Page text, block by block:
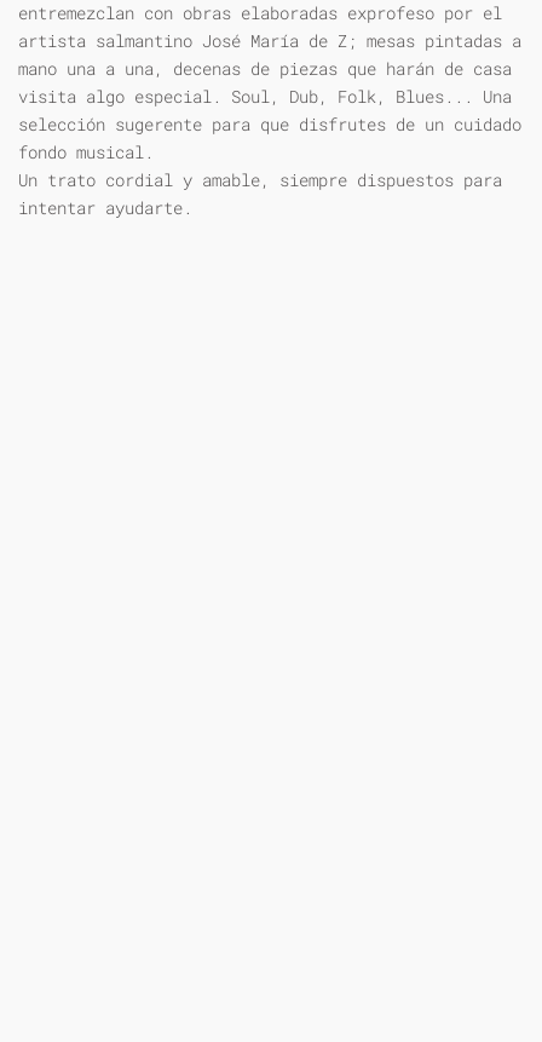
entremezclan con obras elaboradas exprofeso por el
artista salmantino José María de Z; mesas pintadas a
mano una a una, decenas de piezas que harán de casa
visita algo especial. Soul, Dub, Folk, Blues... Una
selección sugerente para que disfrutes de un cuidado
fondo musical.
Un trato cordial y amable, siempre dispuestos para
intentar ayudarte.